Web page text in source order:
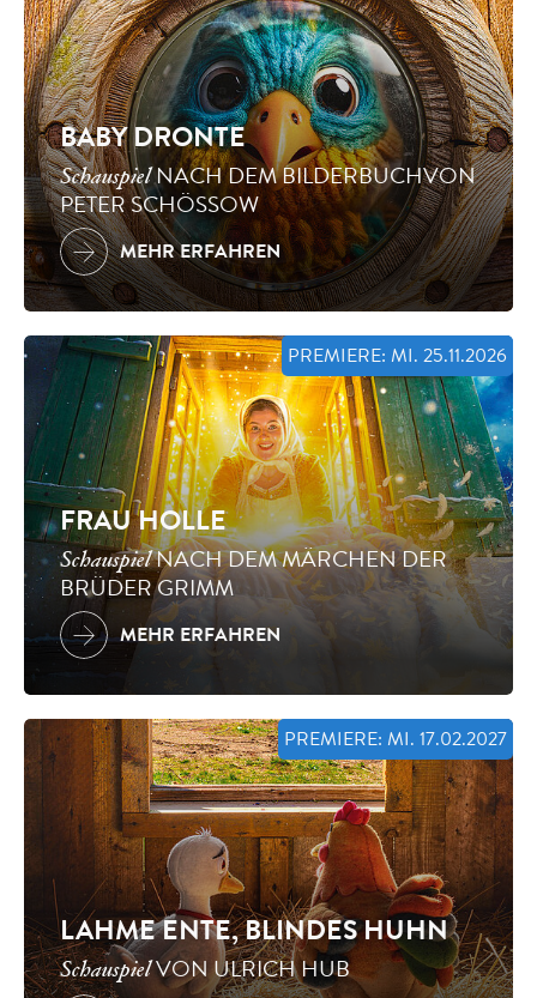
BABY DRONTE
SchauspielNACH DEM BILDERBUCHVON
PETER SCHÖSSOW
MEHR ERFAHREN
PREMIERE: MI. 25.11.2026
FRAU HOLLE
SchauspielNACH DEM MÄRCHEN DER
BRÜDER GRIMM
MEHR ERFAHREN
PREMIERE: MI. 17.02.2027
LAHME ENTE, BLINDES HUHN
SchauspielVON ULRICH HUB